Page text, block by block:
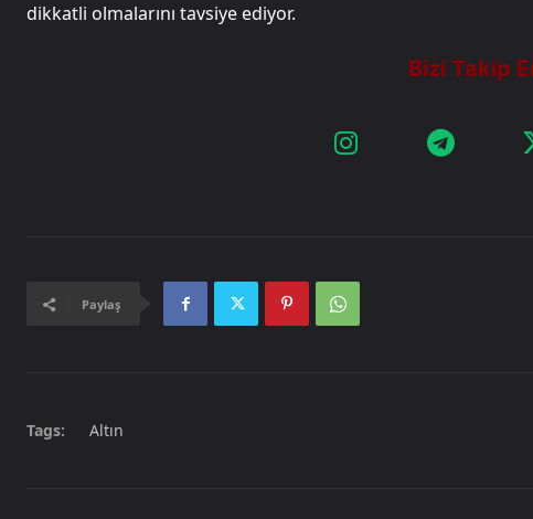
dikkatli olmalarını tavsiye ediyor.
Paylaş
Tags: Altın